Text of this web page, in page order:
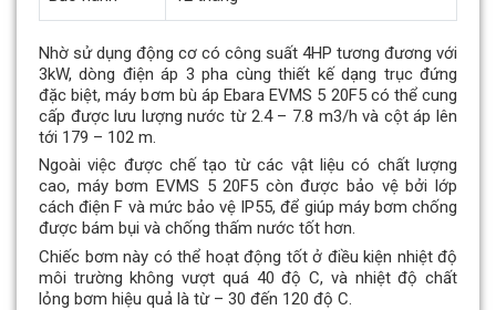
Nhờ sử dụng động cơ có công suất 4HP tương đương với
3kW, dòng điện áp 3 pha cùng thiết kế dạng trục đứng
đặc biệt, máy bơm bù áp Ebara EVMS 5 20F5 có thể cung
cấp được lưu lượng nước từ 2.4 – 7.8 m3/h và cột áp lên
tới 179 – 102 m.
Ngoài việc được chế tạo từ các vật liệu có chất lượng
cao, máy bơm EVMS 5 20F5 còn được bảo vệ bởi lớp
cách điện F và mức bảo vệ IP55, để giúp máy bơm chống
được bám bụi và chống thấm nước tốt hơn.
Chiếc bơm này có thể hoạt động tốt ở điều kiện nhiệt độ
môi trường không vượt quá 40 độ C, và nhiệt độ chất
lỏng bơm hiệu quả là từ – 30 đến 120 độ C.